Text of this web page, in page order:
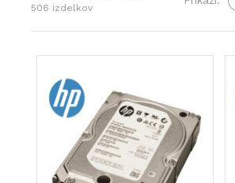
506 izdelkov